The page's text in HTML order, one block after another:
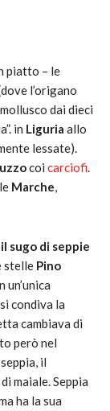
piatto – le
l’origano
dai dieci
in Liguria allo
lessate).
coi carciofi.
Marche,
sugo di seppie
stelle Pino
un’unica
condiva la
cambiava di
però nel
il
maiale. Seppia
ha la sua